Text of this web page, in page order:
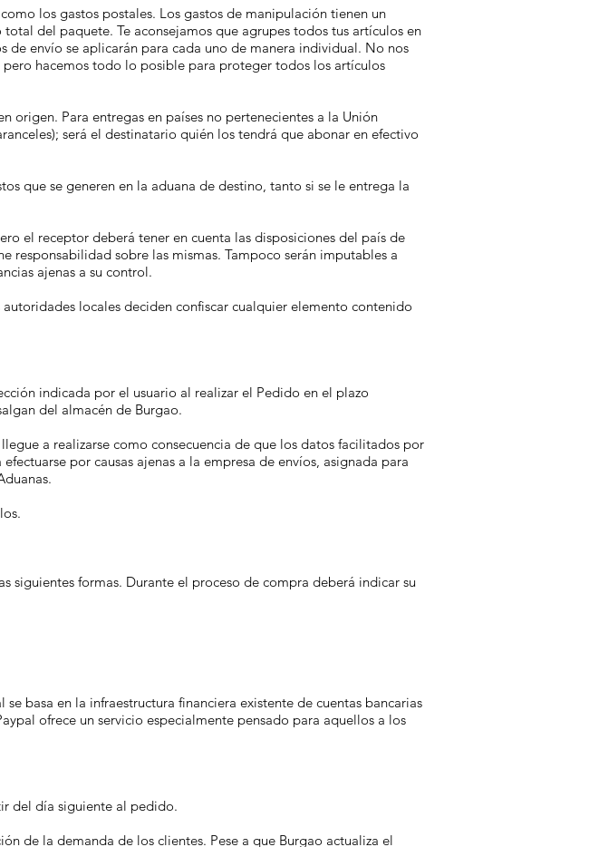
los gastos postales. Los gastos de manipulación tienen un
del paquete. Te aconsejamos que agrupes todos tus artículos en
envío se aplicarán para cada uno de manera individual. No nos
hacemos todo lo posible para proteger todos los artículos
origen. Para entregas en países no pertenecientes a la Unión
será el destinatario quién los tendrá que abonar en efectivo
que se generen en la aduana de destino, tanto si se le entrega la
el receptor deberá tener en cuenta las disposiciones del país de
sobre las mismas. Tampoco serán imputables a
ajenas a su control.
locales deciden confiscar cualquier elemento contenido
indicada por el usuario al realizar el Pedido en el plazo
del almacén de Burgao.
a realizarse como consecuencia de que los datos facilitados por
por causas ajenas a la empresa de envíos, asignada para
formas. Durante el proceso de compra deberá indicar su
basa en la infraestructura financiera existente de cuentas bancarias
ofrece un servicio especialmente pensado para aquellos a los
del día siguiente al pedido.
de la demanda de los clientes. Pese a que Burgao actualiza el